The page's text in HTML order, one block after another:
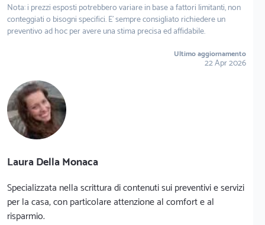
Nota: i prezzi esposti potrebbero variare in base a fattori limitanti, non
conteggiati o bisogni specifici. E' sempre consigliato richiedere un
preventivo ad hoc per avere una stima precisa ed affidabile.
Ultimo aggiornamento
22 Apr 2026
Laura Della Monaca
Specializzata nella scrittura di contenuti sui preventivi e servizi
per la casa, con particolare attenzione al comfort e al
risparmio.